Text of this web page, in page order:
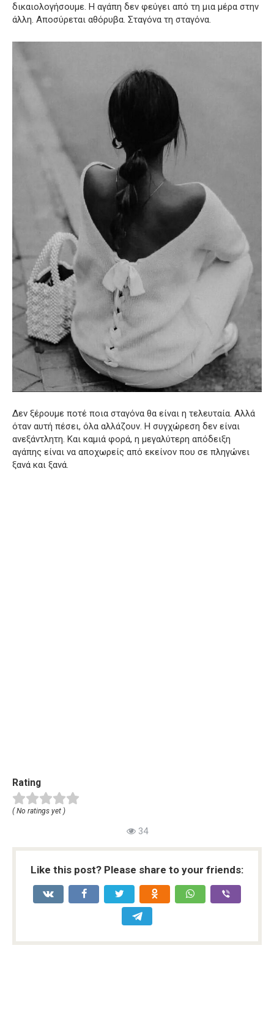
δικαιολογήσουμε. Η αγάπη δεν φεύγει από τη μια μέρα στην
άλλη. Αποσύρεται αθόρυβα. Σταγόνα τη σταγόνα.
Δεν ξέρουμε ποτέ ποια σταγόνα θα είναι η τελευταία. Αλλά
όταν αυτή πέσει, όλα αλλάζουν. Η συγχώρεση δεν είναι
ανεξάντλητη. Και καμιά φορά, η μεγαλύτερη απόδειξη
αγάπης είναι να αποχωρείς από εκείνον που σε πληγώνει
ξανά και ξανά.
Rating
( No ratings yet )
34
Like this post? Please share to your friends: